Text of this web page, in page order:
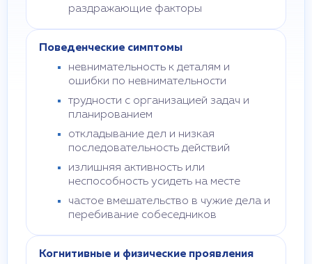
раздражающие факторы
Поведенческие симптомы
невнимательность к деталям и
ошибки по невнимательности
трудности с организацией задач и
планированием
откладывание дел и низкая
последовательность действий
излишняя активность или
неспособность усидеть на месте
частое вмешательство в чужие дела и
перебивание собеседников
Когнитивные и физические проявления